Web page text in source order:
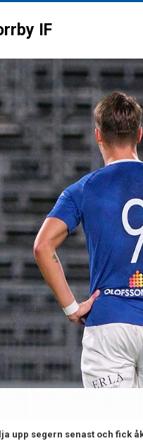
IF
upp segern senast och fick